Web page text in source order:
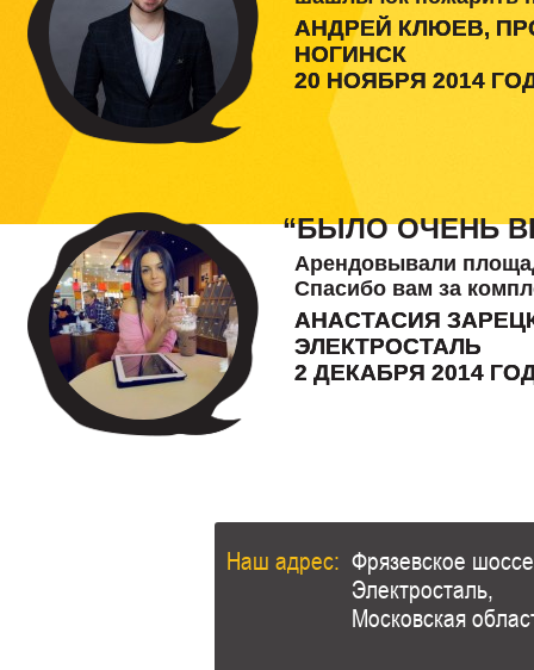
АНДРЕЙ КЛЮЕВ,
НОГИНСК
20 НОЯБРЯ 2014
“БЫЛО ОЧЕНЬ
Арендовывали
Спасибо вам за
АНАСТАСИЯ
ЭЛЕКТРОСТАЛЬ
2 ДЕКАБРЯ 2014
Наш адрес: Фрязевское
Электросталь,
Московская